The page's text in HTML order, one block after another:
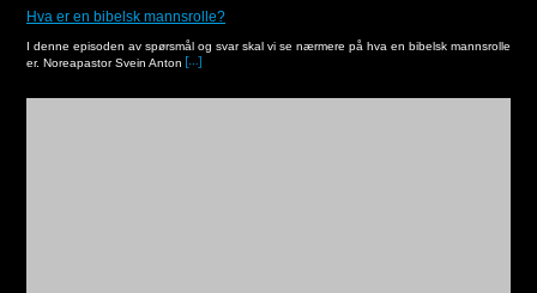
Hva er en bibelsk mannsrolle?
I denne episoden av spørsmål og svar skal vi se nærmere på hva en bibelsk mannsrolle
er. Noreapastor Svein Anton